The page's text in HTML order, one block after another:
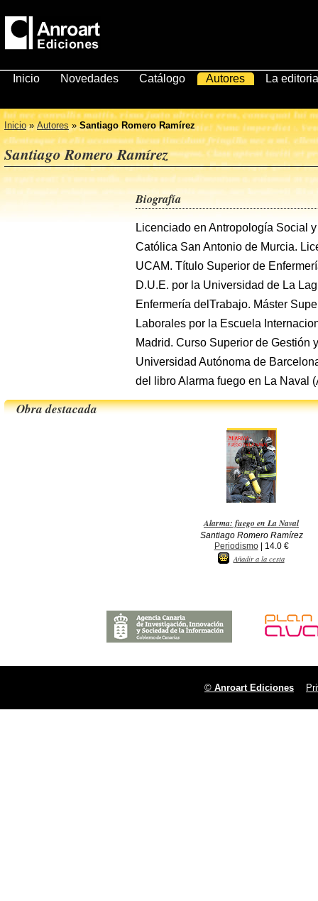
Inicio Novedades Catálogo Autores La
Inicio»Autores»Santiago Romero Ramírez
Santiago Romero Ramírez
Biografía
Licenciado en Antropología Social
Católica San Antonio de Murcia.
UCAM. Título Superior de
D.U.E. por la Universidad de La
Enfermería delTrabajo. Máster
Laborales por la Escuela
Madrid. Curso Superior de Gestión
Universidad Autónoma de
del libro Alarma fuego en La Naval
Obra destacada
Alarma: fuego en La Naval
Santiago Romero Ramírez
Periodismo| 14.0 €
Añadir a la cesta
© Anroart Ediciones